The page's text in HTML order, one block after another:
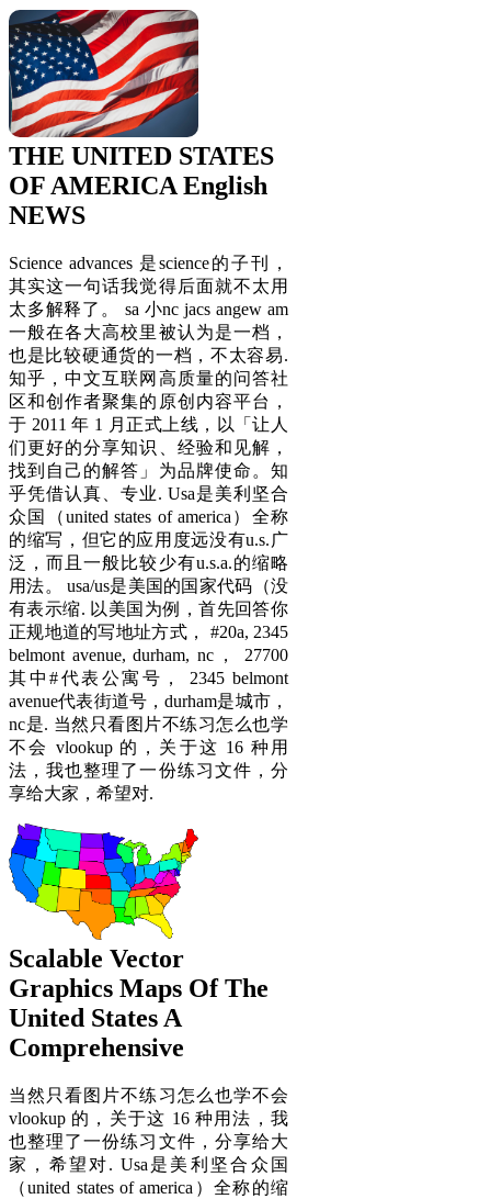
THE UNITED STATES
OF AMERICA English
NEWS
Science advances 是science的子刊，
其实这一句话我觉得后面就不太用
太多解释了。 sa 小nc jacs angew am
一般在各大高校里被认为是一档，
也是比较硬通货的一档，不太容易.
知乎，中文互联网高质量的问答社
区和创作者聚集的原创内容平台，
于 2011 年 1 月正式上线，以「让人
们更好的分享知识、经验和见解，
找到自己的解答」为品牌使命。知
乎凭借认真、专业. Usa是美利坚合
众国（united states of america）全称
的缩写，但它的应用度远没有u.s.广
泛，而且一般比较少有u.s.a.的缩略
用法。 usa/us是美国的国家代码（没
有表示缩. 以美国为例，首先回答你
正规地道的写地址方式， #20a, 2345
belmont avenue, durham, nc， 27700
其中#代表公寓号， 2345 belmont
avenue代表街道号，durham是城市，
nc是. 当然只看图片不练习怎么也学
不会 vlookup 的，关于这 16 种用
法，我也整理了一份练习文件，分
享给大家，希望对.
Scalable Vector
Graphics Maps Of The
United States A
Comprehensive
当然只看图片不练习怎么也学不会
vlookup 的，关于这 16 种用法，我
也整理了一份练习文件，分享给大
家，希望对. Usa是美利坚合众国
（united states of america）全称的缩